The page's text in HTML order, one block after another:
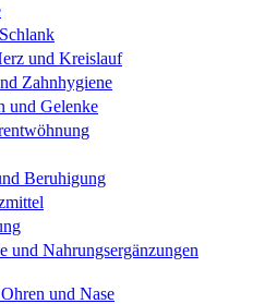
und Kreislauf
Zahnhygiene
und Gelenke
Beruhigung
und Nahrungsergänzungen
und Nase